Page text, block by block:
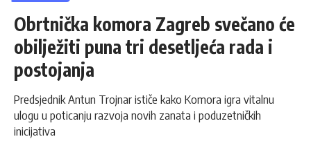
Obrtnička komora Zagreb svečano će
obilježiti puna tri desetljeća rada i
postojanja
Predsjednik Antun Trojnar ističe kako Komora igra vitalnu
ulogu u poticanju razvoja novih zanata i poduzetničkih
inicijativa